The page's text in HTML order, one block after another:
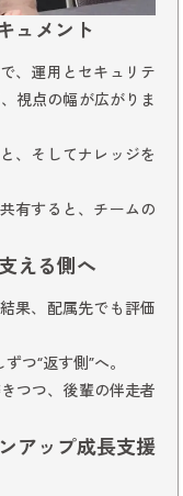
ュメント
、運用とセキュリテ
視点の幅が広がりま
、そしてナレッジを
有すると、チームの
える側へ
果、配属先でも評価
つ“返す側”へ。
つつ、後輩の伴走者
アップ成長支援